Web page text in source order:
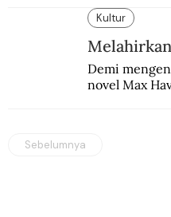
para
Kultur
Demi
novel Max
Sebelumnya